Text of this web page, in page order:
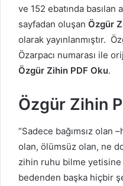
ve 152 ebatında basılan
sayfadan oluşan Özgür
olarak yayınlanmıştır.
Özarpacı numarası ile
Özgür Zihin PDF Oku.
Özgür Zihin
“Sadece bağımsız olan
olan, ölümsüz olan, ne
zihin ruhu bilme yetisine
bedenden başka hiçbir